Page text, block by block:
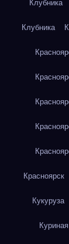
Клубника
Клубника
Красноярск
Кукуруза